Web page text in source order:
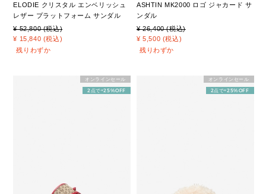
ELODIE クリスタル エンベリッシュ
レザー プラットフォーム サンダル
¥ 52,800 (税込)
¥ 15,840 (税込)
残りわずか
ASHTIN MK2000 ロゴ ジャカード サ
ンダル
¥ 26,400 (税込)
¥ 5,500 (税込)
残りわずか
オンラインセール
2点で+25%OFF
オンラインセール
2点で+25%OFF